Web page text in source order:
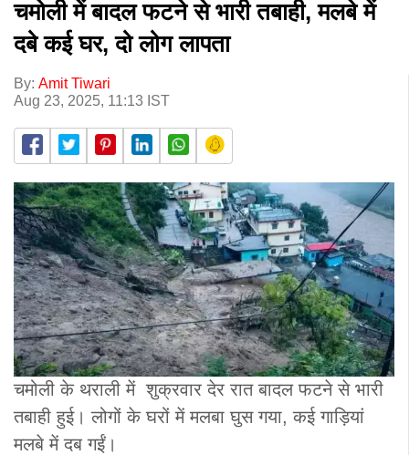
चमोली में बादल फटने से भारी तबाही, मलबे में
दबे कई घर, दो लोग लापता
By: Amit Tiwari
Aug 23, 2025, 11:13 IST
चमोली के थराली में शुक्रवार देर रात बादल फटने से भारी
तबाही हुई। लोगों के घरों में मलबा घुस गया, कई गाड़ियां
मलबे में दब गईं।